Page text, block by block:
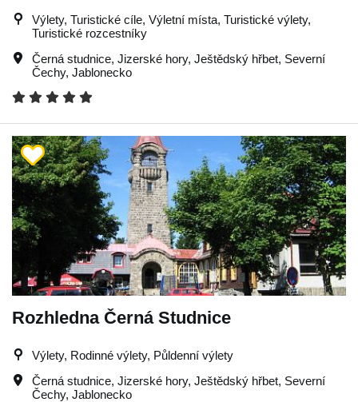
Výlety, Turistické cíle, Výletní místa, Turistické výlety,
Turistické rozcestníky
Černá studnice, Jizerské hory, Ještědský hřbet, Severní
Čechy, Jablonecko
Rozhledna Černá Studnice
Výlety, Rodinné výlety, Půldenní výlety
Černá studnice, Jizerské hory, Ještědský hřbet, Severní
Čechy, Jablonecko